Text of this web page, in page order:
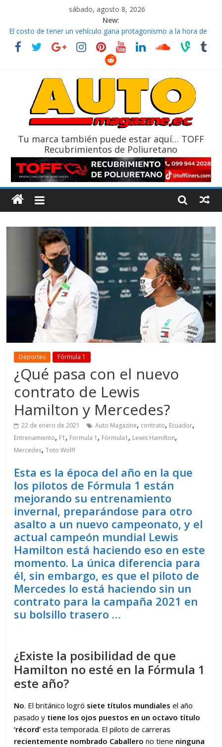
sábado, agosto 8, 2026
New:
El costo de tener un vehículo gana protagonismo a la hora de
decidir
Ultima película ‘Spider‑Man: Brand New Day’ pone en escena a
La Vuelta al Ecuador 2026, edición 47ª, recorre 7 provincias en 8
La FEDAK recibe 12 Sinotruk Bolden para cubrir las rutas de La
Tu marca también puede estar aquí… TOFF
Recubrimientos de Poliuretano
Deportes Fórmula 1
¿Qué pasa con el nuevo
contrato de Lewis
Hamilton y Mercedes?
22 de enero de 2021 Auto Magazine, contrato, Ecuador,
Entrenamiento, F1 , Formula 1 , Fórmula1 , Lewis Hamilton,
Mercedes,Toto Wolff
Esta es la época del año en la que
los pilotos de Fórmula 1 están
mejorando su entrenamiento
invernal, preparándose para otro
asalto a un nuevo campeonato, y el
actual campeón mundial Lewis
Hamilton está haciendo eso en este
momento. La única diferencia para
él, sin embargo, es que el piloto de
Mercedes lo está haciendo sin un
contrato para la campaña 2021 en
su bolsillo trasero …
¿Existe la posibilidad de que
Hamilton no esté en la Fórmula 1
este año?
No. El británico logró siete títulos mundiales el año
pasado y tiene los ojos puestos en un octavo título
‘récord’ esta temporada. El piloto de carreras
recientemente nombrado Caballero no tiene ninguna